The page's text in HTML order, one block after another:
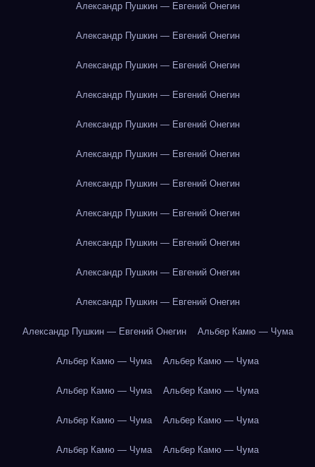
Александр Пушкин — Евгений Онегин
Александр Пушкин — Евгений Онегин
Александр Пушкин — Евгений Онегин
Александр Пушкин — Евгений Онегин
Александр Пушкин — Евгений Онегин
Александр Пушкин — Евгений Онегин
Александр Пушкин — Евгений Онегин
Александр Пушкин — Евгений Онегин
Александр Пушкин — Евгений Онегин
Александр Пушкин — Евгений Онегин
Александр Пушкин — Евгений Онегин
Александр Пушкин — Евгений Онегин Альбер Камю — Чума
Альбер Камю — Чума Альбер Камю — Чума
Альбер Камю — Чума Альбер Камю — Чума
Альбер Камю — Чума Альбер Камю — Чума
Альбер Камю — Чума Альбер Камю — Чума